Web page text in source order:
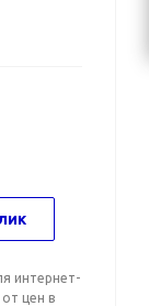
интернет-
цен в